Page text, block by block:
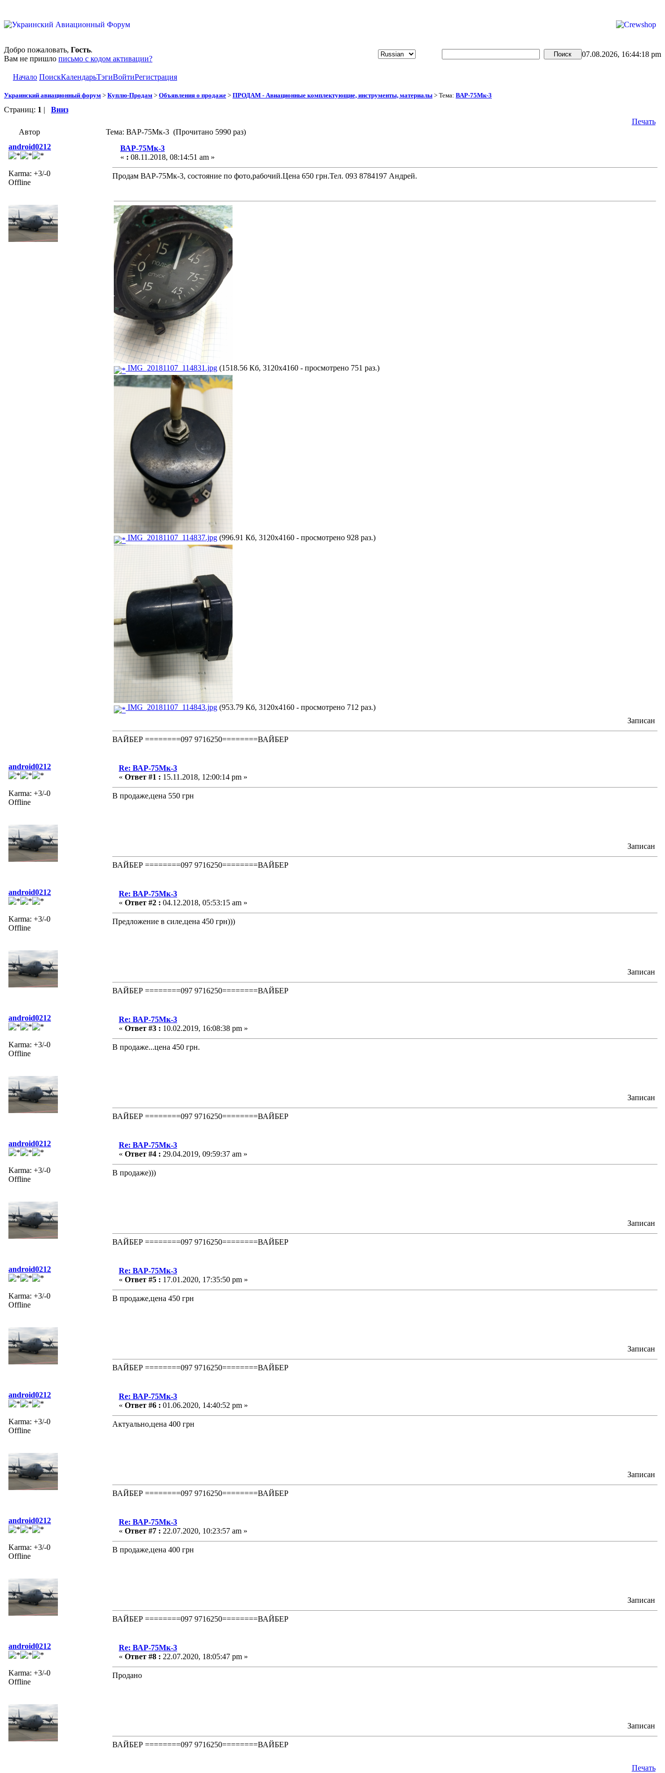
Добро пожаловать, Гость.
Вам не пришло письмо с кодом активации?
07.08.2026, 16:44:18 pm
Начало ПоискКалендарьТэгиВойтиРегистрация
Украинский авиационный форум > Куплю-Продам > Объявления о продаже > ПРОДАМ - Авиационные комплектующие, инструменты, материалы > Тема: ВАР-75Мк-3
Страниц: 1 | Вниз
Печать
Автор
Тема: ВАР-75Мк-3 (Прочитано 5990 раз)
android0212
Karma: +3/-0
Offline
ВАР-75Мк-3
« : 08.11.2018, 08:14:51 am »
Продам ВАР-75Мк-3, состояние по фото,рабочий.Цена 650 грн.Тел. 093 8784197 Андрей.
IMG_20181107_114831.jpg (1518.56 Кб, 3120x4160 - просмотрено 751 раз.)
IMG_20181107_114837.jpg (996.91 Кб, 3120x4160 - просмотрено 928 раз.)
IMG_20181107_114843.jpg (953.79 Кб, 3120x4160 - просмотрено 712 раз.)
Записан
ВАЙБЕР ========097 9716250========ВАЙБЕР
android0212
Karma: +3/-0
Offline
Re: ВАР-75Мк-3
« Ответ #1 : 15.11.2018, 12:00:14 pm »
В продаже,цена 550 грн
Записан
ВАЙБЕР ========097 9716250========ВАЙБЕР
android0212
Karma: +3/-0
Offline
Re: ВАР-75Мк-3
« Ответ #2 : 04.12.2018, 05:53:15 am »
Предложение в силе,цена 450 грн)))
Записан
ВАЙБЕР ========097 9716250========ВАЙБЕР
android0212
Karma: +3/-0
Offline
Re: ВАР-75Мк-3
« Ответ #3 : 10.02.2019, 16:08:38 pm »
В продаже...цена 450 грн.
Записан
ВАЙБЕР ========097 9716250========ВАЙБЕР
android0212
Karma: +3/-0
Offline
Re: ВАР-75Мк-3
« Ответ #4 : 29.04.2019, 09:59:37 am »
В продаже)))
Записан
ВАЙБЕР ========097 9716250========ВАЙБЕР
android0212
Karma: +3/-0
Offline
Re: ВАР-75Мк-3
« Ответ #5 : 17.01.2020, 17:35:50 pm »
В продаже,цена 450 грн
Записан
ВАЙБЕР ========097 9716250========ВАЙБЕР
android0212
Karma: +3/-0
Offline
Re: ВАР-75Мк-3
« Ответ #6 : 01.06.2020, 14:40:52 pm »
Актуально,цена 400 грн
Записан
ВАЙБЕР ========097 9716250========ВАЙБЕР
android0212
Karma: +3/-0
Offline
Re: ВАР-75Мк-3
« Ответ #7 : 22.07.2020, 10:23:57 am »
В продаже,цена 400 грн
Записан
ВАЙБЕР ========097 9716250========ВАЙБЕР
android0212
Karma: +3/-0
Offline
Re: ВАР-75Мк-3
« Ответ #8 : 22.07.2020, 18:05:47 pm »
Продано
Записан
ВАЙБЕР ========097 9716250========ВАЙБЕР
Печать